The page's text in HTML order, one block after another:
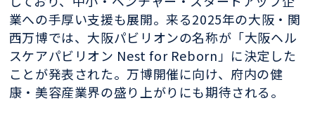
業への手厚い支援も展開。来る2025年の大阪・関
西万博では、大阪パビリオンの名称が「大阪ヘル
スケアパビリオン Nest for Reborn」に決定した
ことが発表された。万博開催に向け、府内の健
康・美容産業界の盛り上がりにも期待される。